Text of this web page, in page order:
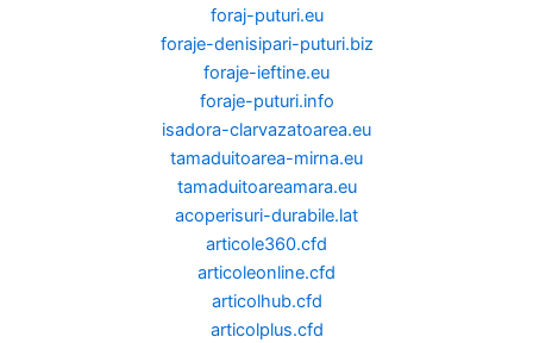
foraj-puturi.eu
foraje-denisipari-puturi.biz
foraje-ieftine.eu
foraje-puturi.info
isadora-clarvazatoarea.eu
tamaduitoarea-mirna.eu
tamaduitoareamara.eu
acoperisuri-durabile.lat
articole360.cfd
articoleonline.cfd
articolhub.cfd
articolplus.cfd